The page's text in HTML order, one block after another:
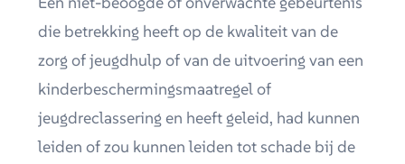
die betrekking heeft op de kwaliteit van de
zorg of jeugdhulp of van de uitvoering van een
kinderbeschermingsmaatregel of
jeugdreclassering en heeft geleid, had kunnen
leiden of zou kunnen leiden tot schade bij de